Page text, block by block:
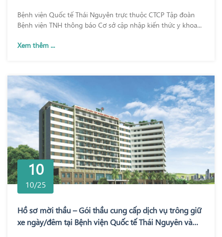
Bệnh viện Quốc tế Thái Nguyên trực thuộc CTCP Tập đoàn
Bệnh viện TNH thông báo Cơ sở cập nhập kiến thức y khoa...
Xem thêm ...
10
10/25
Hồ sơ mời thầu – Gói thầu cung cấp dịch vụ trông giữ
xe ngày/đêm tại Bệnh viện Quốc tế Thái Nguyên và